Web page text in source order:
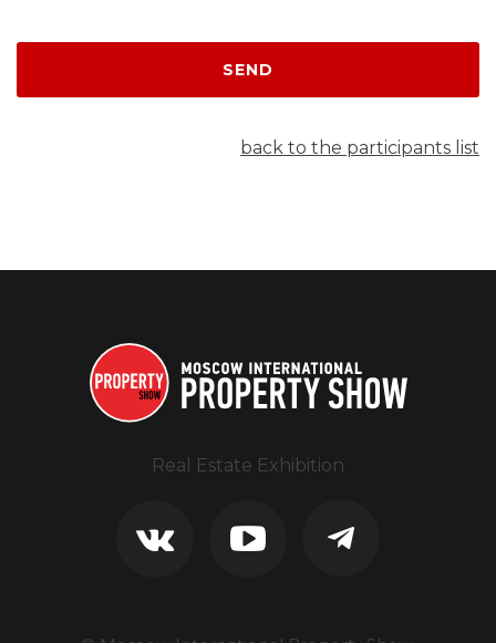
SEND
back to the participants list
Real Estate Exhibition